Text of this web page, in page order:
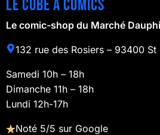
Le cube à comics
Le comic-shop du Marché
132 rue des Rosiers – 93400 St
Samedi 10h – 18h
Dimanche 11h – 18h
Lundi 12h-17h
Noté 5/5 sur Google